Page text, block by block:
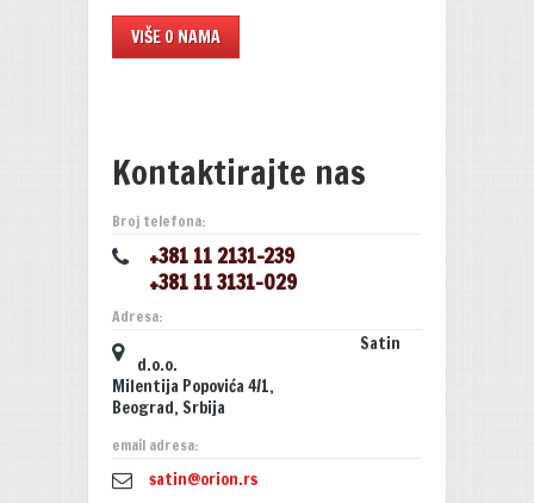
VIŠE O NAMA
Kontaktirajte nas
Broj telefona:
+381 11 2131-239
+381 11 3131-029
Adresa:
Satin
d.o.o.
Milentija Popovića 4/1,
Beograd, Srbija
email adresa:
satin@orion.rs